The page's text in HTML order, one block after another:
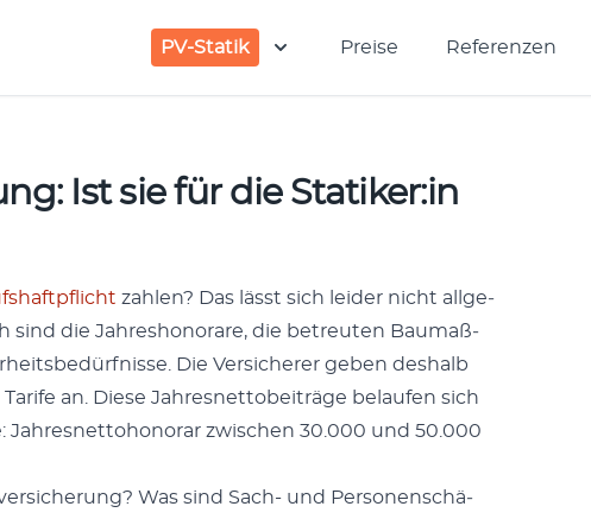
PV-Statik Preise Referenzen
Ist sie für die Statiker:in
zahlen? Das lässt sich lei­der nicht all­ge­
sind die Jahreshon­o­rare, die betreuten Bau­maß­
Die Ver­sicher­er geben deshalb
an. Diese Jahres­net­to­beiträge belaufen sich
Jahres­net­to­hono­rar zwis­chen 30.000 und 50.000
Was sind Sach- und Per­so­n­en­schä­